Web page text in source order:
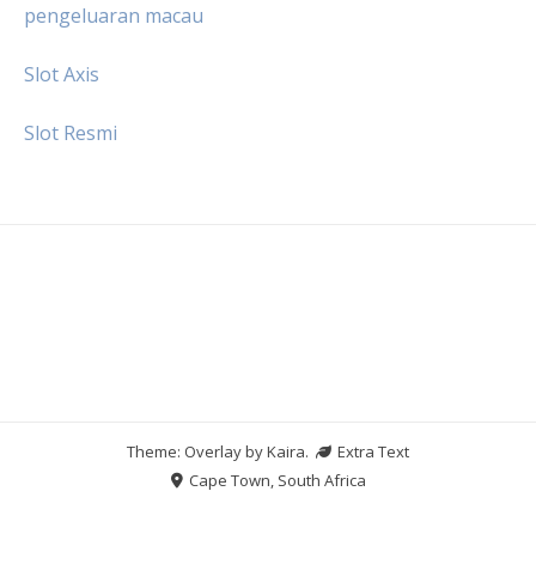
pengeluaran macau
Slot Axis
Slot Resmi
Theme: Overlay byKaira.
Extra Text
Cape Town, South Africa